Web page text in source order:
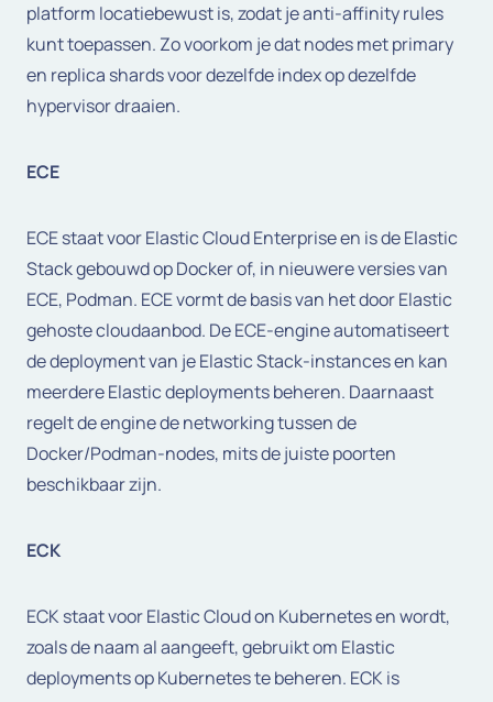
platform locatiebewust is, zodat je anti-affinity rules
kunt toepassen. Zo voorkom je dat nodes met primary
en replica shards voor dezelfde index op dezelfde
hypervisor draaien.
ECE
ECE staat voor Elastic Cloud Enterprise en is de Elastic
Stack gebouwd op Docker of, in nieuwere versies van
ECE, Podman. ECE vormt de basis van het door Elastic
gehoste cloudaanbod. De ECE-engine automatiseert
de deployment van je Elastic Stack-instances en kan
meerdere Elastic deployments beheren. Daarnaast
regelt de engine de networking tussen de
Docker/Podman-nodes, mits de juiste poorten
beschikbaar zijn.
ECK
ECK staat voor Elastic Cloud on Kubernetes en wordt,
zoals de naam al aangeeft, gebruikt om Elastic
deployments op Kubernetes te beheren. ECK is